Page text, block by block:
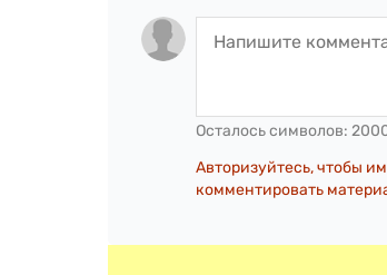
Осталось символов:
Авторизуйтесь, чтобы
комментировать